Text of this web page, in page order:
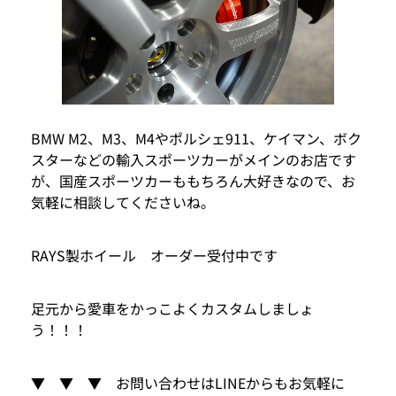
BMW M2、M3、M4やポルシェ911、ケイマン、ボク
スターなどの輸入スポーツカーがメインのお店です
が、国産スポーツカーももちろん大好きなので、お
気軽に相談してくださいね。
RAYS製ホイール オーダー受付中です
足元から愛車をかっこよくカスタムしましょ
う！！！
▼ ▼ ▼ お問い合わせはLINEからもお気軽に